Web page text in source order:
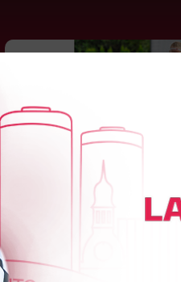
Jūlijā par labāko
Par "LuckyBet" Sieviešu futbola
labāko spēlētāju atzīta FS